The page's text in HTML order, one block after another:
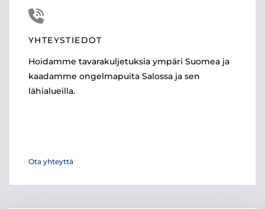

YHTEYSTIEDOT
Hoidamme tavarakuljetuksia ympäri Suomea ja
kaadamme ongelmapuita Salossa ja sen
lähialueilla.
Ota yhteyttä